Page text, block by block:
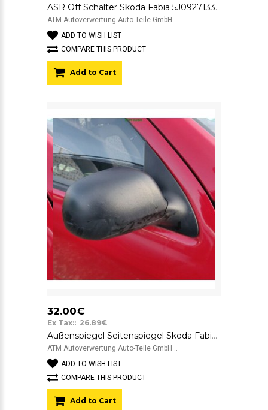
ASR Off Schalter Skoda Fabia 5J0927133A
ATM Autoverwertung Auto-Teile GmbH ..
ADD TO WISH LIST
COMPARE THIS PRODUCT
Add to Cart
32.00€
Ex Tax:: 26.89€
Außenspiegel Seitenspiegel Skoda Fabia 1 I 6Y2 rechts unlackiert mechanisch
ATM Autoverwertung Auto-Teile GmbH ..
ADD TO WISH LIST
COMPARE THIS PRODUCT
Add to Cart